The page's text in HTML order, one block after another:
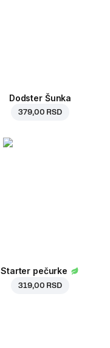
Dodster Šunka
379,00 RSD
Starter pečurke
319,00 RSD